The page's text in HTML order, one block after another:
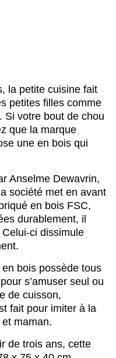
la petite cuisine fait
petites filles comme
Si votre bout de chou
que la marque
une en bois qui
Anselme Dewavrin,
société met en avant
en bois FSC,
durablement, il
ci dissimule
bois possède tous
s’amuser seul ou
de cuisson,
fait pour imiter à la
maman.
de trois ans, cette